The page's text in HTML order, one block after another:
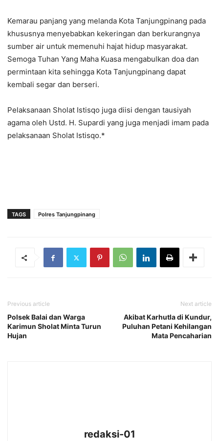
Kemarau panjang yang melanda Kota Tanjungpinang pada
khususnya menyebabkan kekeringan dan berkurangnya
sumber air untuk memenuhi hajat hidup masyarakat.
Semoga Tuhan Yang Maha Kuasa mengabulkan doa dan
permintaan kita sehingga Kota Tanjungpinang dapat
kembali segar dan berseri.
Pelaksanaan Sholat Istisqo juga diisi dengan tausiyah
agama oleh Ustd. H. Supardi yang juga menjadi imam pada
pelaksanaan Sholat Istisqo.*
TAGS Polres Tanjungpinang
Previous article
Polsek Balai dan Warga
Karimun Sholat Minta Turun
Hujan
Next article
Akibat Karhutla di Kundur,
Puluhan Petani Kehilangan
Mata Pencaharian
redaksi-01